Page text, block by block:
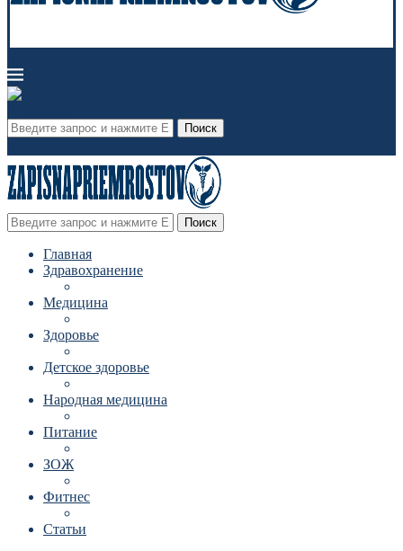
Поиск
Поиск
Главная
Здравохранение
Медицина
Здоровье
Детское здоровье
Народная медицина
Питание
ЗОЖ
Фитнес
Статьи